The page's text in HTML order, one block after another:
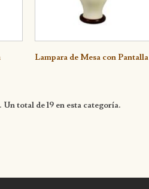
Detalle
Lampara de Mesa con Pantalla
Un total de 19 en esta categoría.